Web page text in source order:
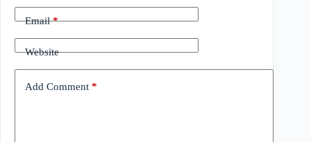
Email*
Website
Add Comment *